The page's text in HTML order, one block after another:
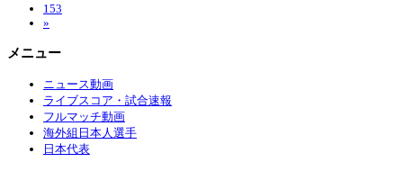
153
»
メニュー
ニュース動画
ライブスコア・試合速報
フルマッチ動画
海外組日本人選手
日本代表